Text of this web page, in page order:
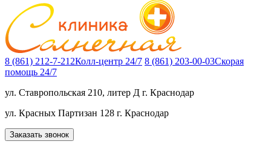
8 (861) 212-7-212Колл-центр 24/7 8 (861) 203-00-03Скорая
помощь 24/7
ул. Ставропольская 210, литер Д г. Краснодар
ул. Красных Партизан 128 г. Краснодар
Заказать звонок